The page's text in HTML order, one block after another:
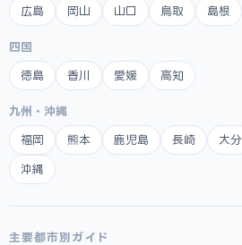
広島 岡山 山口 鳥取 島根
四国
徳島 香川 愛媛 高知
九州・沖縄
福岡 熊本 鹿児島 長崎 大分
沖縄
主要都市別ガイド